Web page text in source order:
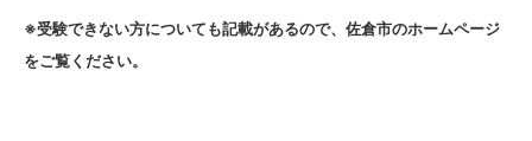
※受験できない方についても記載があるので、佐倉市のホームページ
をご覧ください。